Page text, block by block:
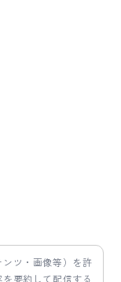
ツ・画像等）を許
要約して配信する